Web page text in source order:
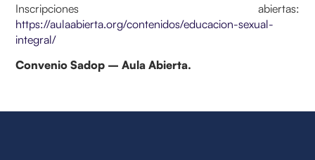
Inscripciones abiertas:
https://aulaabierta.org/contenidos/educacion-sexual-
integral/
Convenio Sadop – Aula Abierta.